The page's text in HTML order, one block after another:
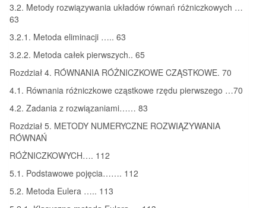
3.2. Metody rozwiązywania układów równań różniczkowych …
63
3.2.1. Metoda eliminacji ….. 63
3.2.2. Metoda całek pierwszych.. 65
Rozdział 4. RÓWNANIA RÓŻNICZKOWE CZĄSTKOWE. 70
4.1. Równania różniczkowe cząstkowe rzędu pierwszego …70
4.2. Zadania z rozwiązaniami…… 83
Rozdział 5. METODY NUMERYCZNE ROZWIĄZYWANIA
RÓWNAŃ
RÓŻNICZKOWYCH…. 112
5.1. Podstawowe pojęcia……. 112
5.2. Metoda Eulera ….. 113